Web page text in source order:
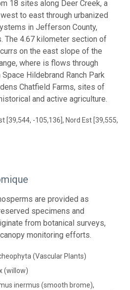
18 sites along Deer Creek, a
to east through urbanized
in Jefferson County,
The 4.67 kilometer section of
on the east slope of the
where is flows through
Hildebrand Ranch Park
Chatfield Farms, sites of
and active agriculture.
[39,544, -105,136], Nord Est [39,555, -
are provided as
specimens and
from botanical surveys,
monitoring efforts.
(Vascular Plants)
(willow)
inermus (smooth brome),